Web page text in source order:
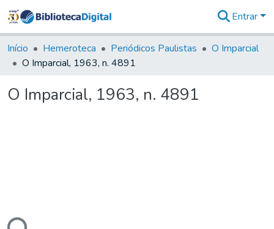
&
Coleções
Tudo na
Digital
Entrar
Início Hemeroteca Periódicos Paulistas
O Imparcial
O Imparcial, 1963, n. 4891
O Imparcial, 1963, n. 4891